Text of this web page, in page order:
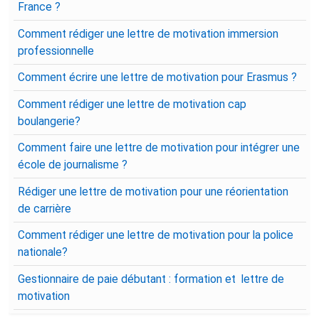
France ?
Comment rédiger une lettre de motivation immersion
professionnelle
Comment écrire une lettre de motivation pour Erasmus ?
Comment rédiger une lettre de motivation cap
boulangerie?
Comment faire une lettre de motivation pour intégrer une
école de journalisme ?
Rédiger une lettre de motivation pour une réorientation
de carrière
Comment rédiger une lettre de motivation pour la police
nationale?
Gestionnaire de paie débutant : formation et lettre de
motivation